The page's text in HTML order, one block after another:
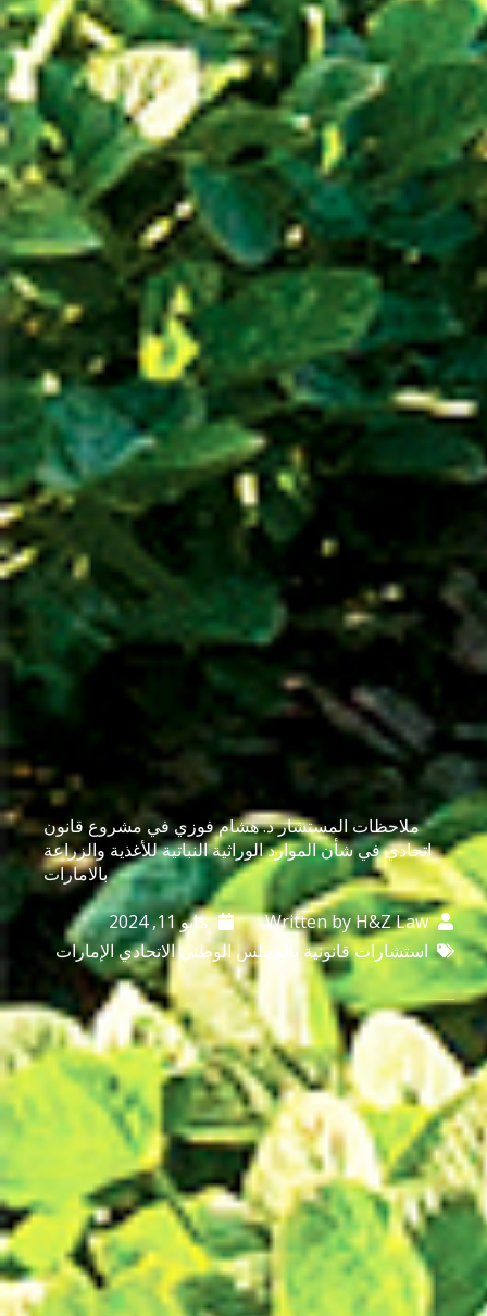
ملاحظات المستشار د. هشام فوزي في مشروع قانون
اتحادي في شأن الموارد الوراثية النباتية للأغذية والزراعة
بالامارات
Written byH&Z Law
مايو 11, 2024
استشارات قانونية بالمجلس الوطني الاتحادي الإمارات